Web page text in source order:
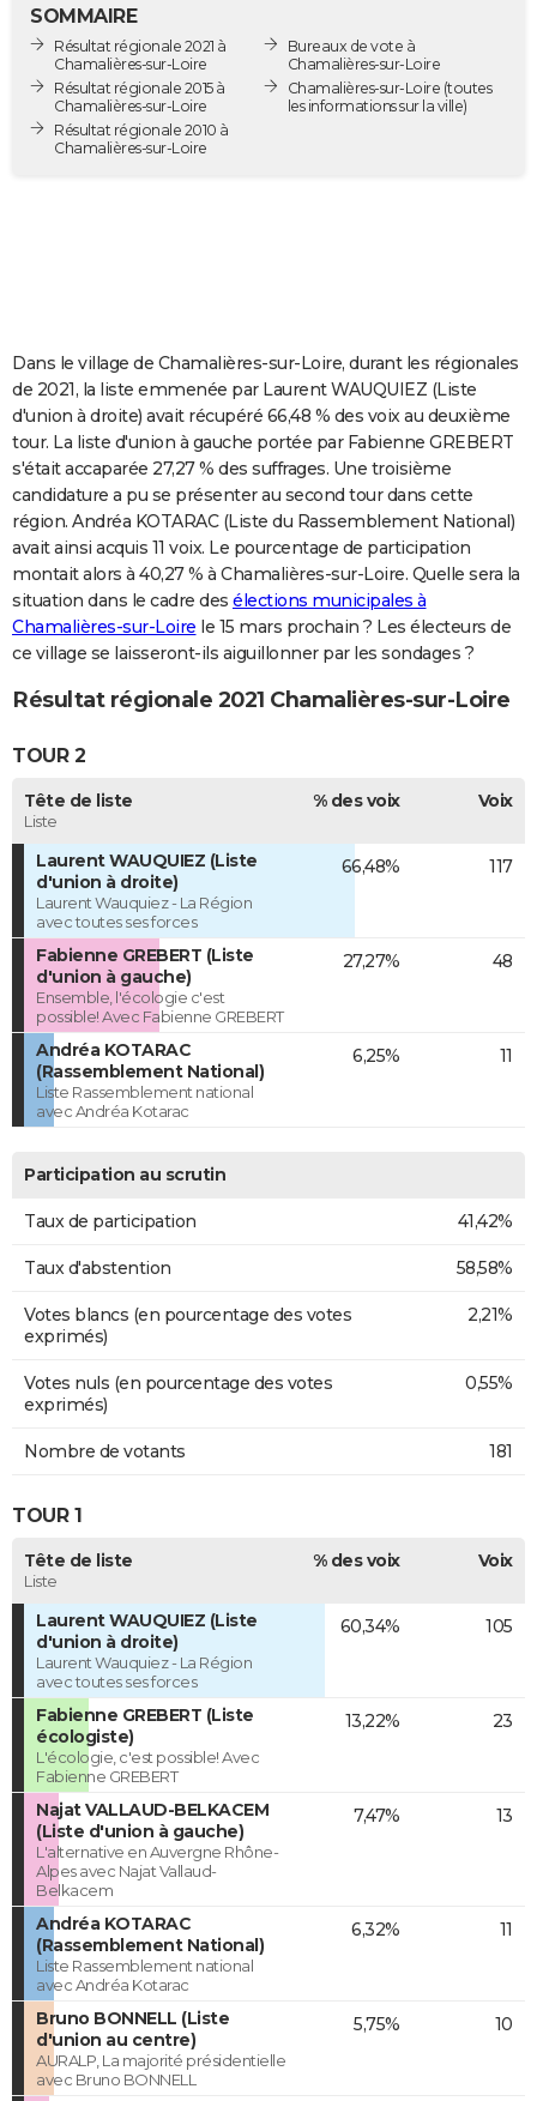
Destinations
City break
Voyage nature
Voyage de noces
Forum
Climat
GUIDES D'ACHAT
BONS PLANS
S'inscrire
Se connecter
Lycées
Collèges
Primaires
Universités
Entreprises
Service militaire
Avis de recherche
AVIS DE DÉCÈS
FORUM
Bricolage
Lifestyle
Culture
Sport
Auto
Television
Voyage
Cinema
SOMMAIRE
Résultat régionale 2021 à
Chamalières-sur-Loire
Résultat régionale 2015 à
Chamalières-sur-Loire
Résultat régionale 2010 à
Chamalières-sur-Loire
Bureaux de vote à
Chamalières-sur-Loire
Chamalières-sur-Loire (toutes
les informations sur la ville)
Dans le village de Chamalières-sur-Loire, durant les régionales
de 2021, la liste emmenée par Laurent WAUQUIEZ (Liste
d'union à droite) avait récupéré 66,48 % des voix au deuxième
tour. La liste d'union à gauche portée par Fabienne GREBERT
s'était accaparée 27,27 % des suffrages. Une troisième
candidature a pu se présenter au second tour dans cette
région. Andréa KOTARAC (Liste du Rassemblement National)
avait ainsi acquis 11 voix. Le pourcentage de participation
montait alors à 40,27 % à Chamalières-sur-Loire. Quelle sera la
situation dans le cadre des élections municipales à
Chamalières-sur-Loire le 15 mars prochain ? Les électeurs de
ce village se laisseront-ils aiguillonner par les sondages ?
Résultat régionale 2021 Chamalières-sur-Loire
TOUR 2
Tête de liste
Liste
% des voix Voix
Laurent WAUQUIEZ (Liste
d'union à droite)
Laurent Wauquiez - La Région
avec toutes ses forces
66,48% 117
Fabienne GREBERT (Liste
d'union à gauche)
Ensemble, l'écologie c'est
possible! Avec Fabienne GREBERT
27,27% 48
Andréa KOTARAC
(Rassemblement National)
Liste Rassemblement national
avec Andréa Kotarac
6,25% 11
Participation au scrutin
Taux de participation 41,42%
Taux d'abstention 58,58%
Votes blancs (en pourcentage des votes
exprimés)
2,21%
Votes nuls (en pourcentage des votes
exprimés)
0,55%
Nombre de votants 181
TOUR 1
Tête de liste
Liste
% des voix Voix
Laurent WAUQUIEZ (Liste
d'union à droite)
Laurent Wauquiez - La Région
avec toutes ses forces
60,34% 105
Fabienne GREBERT (Liste
écologiste)
L'écologie, c'est possible! Avec
Fabienne GREBERT
13,22% 23
Najat VALLAUD-BELKACEM
(Liste d'union à gauche)
L'alternative en Auvergne Rhône-
Alpes avec Najat Vallaud-
Belkacem
7,47% 13
Andréa KOTARAC
(Rassemblement National)
Liste Rassemblement national
avec Andréa Kotarac
6,32% 11
Bruno BONNELL (Liste
d'union au centre)
AURALP, La majorité présidentielle
avec Bruno BONNELL
5,75% 10